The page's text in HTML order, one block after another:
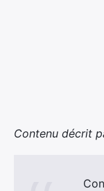
Contenu décrit